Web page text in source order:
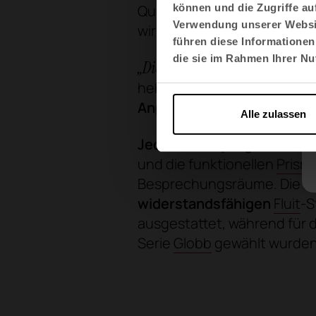
können und die Zugriffe
Verwendung unserer
führen diese
die sie im Rahmen Ihrer
Alle zulassen
Querachse und
wird die
„Die Arbeitsbereiche sind als
hebt zudem hervor, dass
Anpassungsfähigkeit der
Jedes Möbelprogramm
und die funktionellen Prisma
Besprechungsräume. Die
widerstandsfähigen Fluit-
ausgestattet, während für
Serie Globb gewählt